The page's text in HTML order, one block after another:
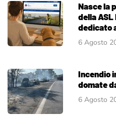
Nasce la
della ASL
dedicato
6 Agosto
Incendio
domate
6 Agosto